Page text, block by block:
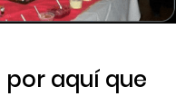
por aquí que